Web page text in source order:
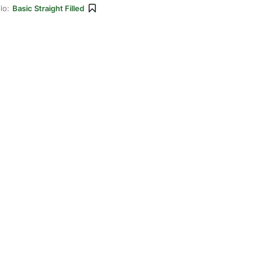
Basic Straight Filled